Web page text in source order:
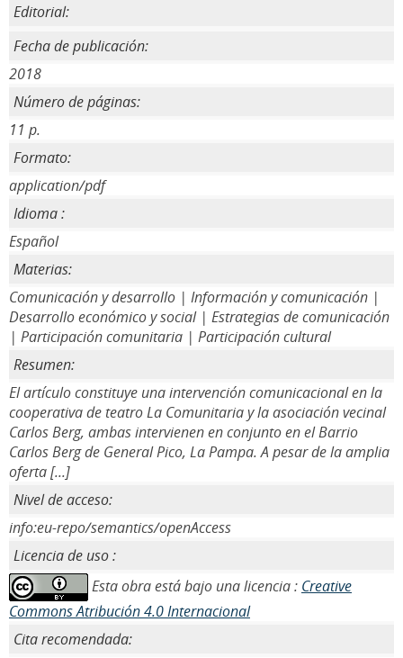
Editorial:
Fecha de publicación:
2018
Número de páginas:
11 p.
Formato:
application/pdf
Idioma :
Español
Materias:
Comunicación y desarrollo | Información y comunicación |
Desarrollo económico y social | Estrategias de comunicación
| Participación comunitaria | Participación cultural
Resumen:
El artículo constituye una intervención comunicacional en la
cooperativa de teatro La Comunitaria y la asociación vecinal
Carlos Berg, ambas intervienen en conjunto en el Barrio
Carlos Berg de General Pico, La Pampa. A pesar de la amplia
oferta [...]
Nivel de acceso:
info:eu-repo/semantics/openAccess
Licencia de uso :
Esta obra está bajo una licencia : Creative
Commons Atribución 4.0 Internacional
Cita recomendada: